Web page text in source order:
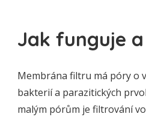
Jak funguje
Membrána filtru má póry o
bakterií a parazitických
malým pórům je filtrování